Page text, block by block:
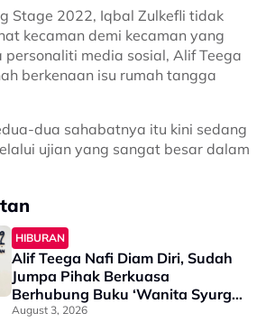
Stage 2022, Iqbal Zulkefli tidak
kecaman demi kecaman yang
media sosial, Alif Teega
berkenaan isu rumah tangga
dua sahabatnya itu kini sedang
ujian yang sangat besar dalam
HIBURAN
Alif Teega Nafi Diam Diri, Sudah
Jumpa Pihak Berkuasa
Berhubung Buku ‘Wanita Syurga’
- “Salah Tetap Salah….”
August 3, 2026